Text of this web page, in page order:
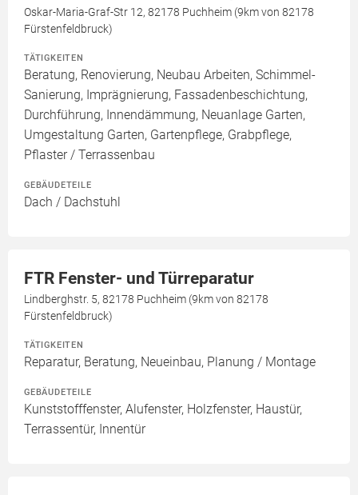
Oskar-Maria-Graf-Str 12, 82178 Puchheim (9km von 82178
Fürstenfeldbruck)
TÄTIGKEITEN
Beratung, Renovierung, Neubau Arbeiten, Schimmel-
Sanierung, Imprägnierung, Fassadenbeschichtung,
Durchführung, Innendämmung, Neuanlage Garten,
Umgestaltung Garten, Gartenpflege, Grabpflege,
Pflaster / Terrassenbau
GEBÄUDETEILE
Dach / Dachstuhl
FTR Fenster- und Türreparatur
Lindberghstr. 5, 82178 Puchheim (9km von 82178
Fürstenfeldbruck)
TÄTIGKEITEN
Reparatur, Beratung, Neueinbau, Planung / Montage
GEBÄUDETEILE
Kunststofffenster, Alufenster, Holzfenster, Haustür,
Terrassentür, Innentür